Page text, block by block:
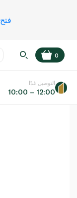
فتح
عر
0
التوصيل غدًا
10:00 – 12:00